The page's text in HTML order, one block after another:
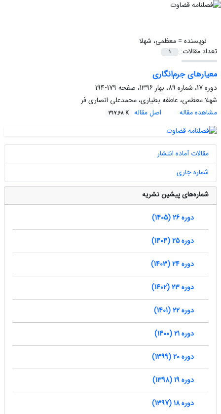
نویسنده =معظمی، شهلا
تعداد مقالات:
1
معیارهای جرم‌انگاری
دوره 17، شماره 89، بهار 1396، صفحه
179-194
شهلا معظمی، عاطفه بطیاری، محمدعلی انصاری فر
مشاهده مقاله
اصل مقاله 317.68 K
مقالات آماده انتشار
شماره جاری
شماره‌های پیشین نشریه
دوره 26 (1405)
دوره 25 (1404)
دوره 24 (1403)
دوره 23 (1402)
دوره 22 (1401)
دوره 21 (1400)
دوره 20 (1399)
دوره 19 (1398)
دوره 18 (1397)